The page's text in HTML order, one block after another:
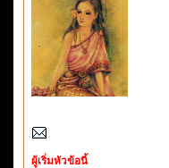
ผู้เริ่มหัวข้อนี้